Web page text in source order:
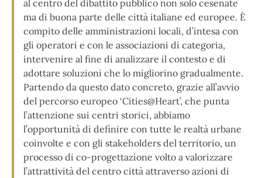
al centro del dibattito pubblico non solo cesenate
ma di buona parte delle città italiane ed europee. È
compito delle amministrazioni locali, d’intesa con
gli operatori e con le associazioni di categoria,
intervenire al fine di analizzare il contesto e di
adottare soluzioni che lo migliorino gradualmente.
Partendo da questo dato concreto, grazie all’avvio
del percorso europeo ‘Cities@Heart’, che punta
l’attenzione sui centri storici, abbiamo
l’opportunità di definire con tutte le realtà urbane
coinvolte e con gli stakeholders del territorio, un
processo di co-progettazione volto a valorizzare
l’attrattività del centro città attraverso azioni di